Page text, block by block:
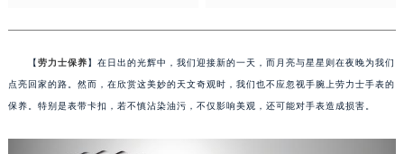
【劳力士保养】在日出的光辉中，我们迎接新的一天，而月亮与星星则在夜晚为我们
点亮回家的路。然而，在欣赏这美妙的天文奇观时，我们也不应忽视手腕上劳力士手表的
保养。特别是表带卡扣，若不慎沾染油污，不仅影响美观，还可能对手表造成损害。